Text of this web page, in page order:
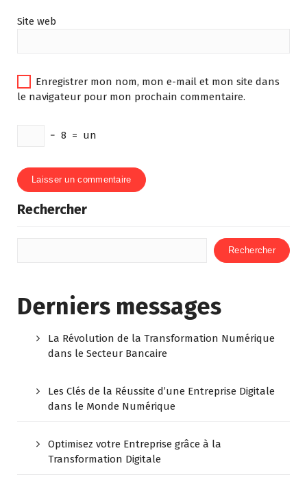
Site web
Enregistrer mon nom, mon e-mail et mon site dans
le navigateur pour mon prochain commentaire.
− 8 = un
Rechercher
Rechercher
Derniers messages
La Révolution de la Transformation Numérique
dans le Secteur Bancaire
Les Clés de la Réussite d’une Entreprise Digitale
dans le Monde Numérique
Optimisez votre Entreprise grâce à la
Transformation Digitale